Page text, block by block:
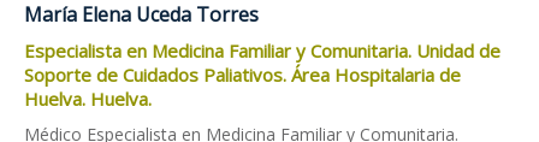
María Elena Uceda Torres
Especialista en Medicina Familiar y Comunitaria. Unidad de
Soporte de Cuidados Paliativos. Área Hospitalaria de
Huelva. Huelva.
Médico Especialista en Medicina Familiar y Comunitaria.